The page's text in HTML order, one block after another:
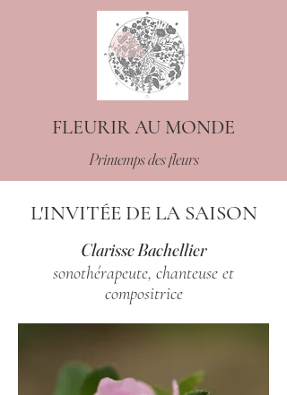
FLEURIR AU MONDE
Printemps des fleurs
L'INVITÉE DE LA SAISON
Clarisse Bachellier
sonothérapeute, chanteuse et
compositrice